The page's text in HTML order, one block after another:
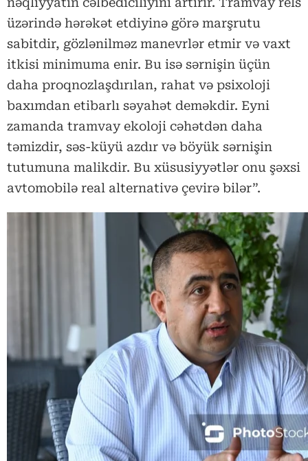
üzərində hərəkət etdiyinə görə marşrutu
sabitdir, gözlənilməz manevrlər etmir və vaxt
itkisi minimuma enir. Bu isə sərnişin üçün
daha proqnozlaşdırılan, rahat və psixoloji
baxımdan etibarlı səyahət deməkdir. Eyni
zamanda tramvay ekoloji cəhətdən daha
təmizdir, səs-küyü azdır və böyük sərnişin
tutumuna malikdir. Bu xüsusiyyətlər onu şəxsi
avtomobilə real alternativə çevirə bilər”.